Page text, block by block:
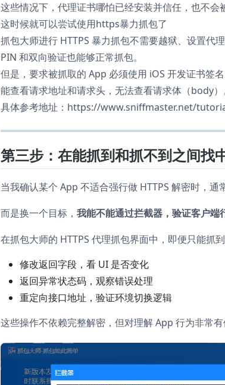
这些情况下，代理证书哪怕已经安装并信任，也不会
这时候就可以尝试使用https暴力抓包了
抓包大师进行 HTTPS 暴力抓包不需要越狱、设置代
PIN 和双向验证也能够正常抓包。
但是，要求被抓取的 App 必须使用 iOS 开发证书签
能查看请求地址和请求头，无法查看请求体（body）
具体参考地址：https://www.sniffmaster.net/
第三步：在能抓到和抓不到之间找
当我确认某个 App 不适合强行做 HTTPS 解密时，通
而是换一个目标， 我能不能通过拦截器，验证客户端
在抓包大师的 HTTPS 代理抓包界面中，即便只能抓
修改返回字段，看 UI 是否变化
返回异常状态码，观察错误处理
重定向接口地址，验证环境切换逻辑
这些操作不依赖完整解密，但对理解 App 行为非常有